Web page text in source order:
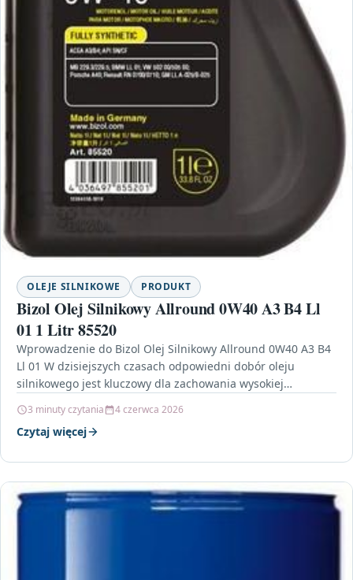
OLEJE SILNIKOWE PRODUKT
Bizol Olej Silnikowy Allround 0W40 A3 B4 Ll
01 1 Litr 85520
Wprowadzenie do Bizol Olej Silnikowy Allround 0W40 A3 B4
Ll 01 W dzisiejszych czasach odpowiedni dobór oleju
silnikowego jest kluczowy dla zachowania wysokiej
3 minuty czytania 4 czerwca 2026
Czytaj więcej